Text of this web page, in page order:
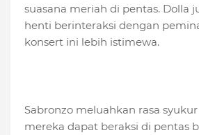
suasana meriah di pentas. Dolla
henti berinteraksi dengan
konsert ini lebih istimewa.
Sabronzo meluahkan rasa
mereka dapat beraksi di pentas